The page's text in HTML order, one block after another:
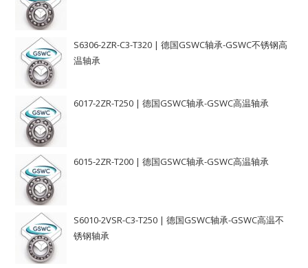
S6306-2ZR-C3-T320 | 德国GSWC轴承-GSWC不锈钢高
温轴承
6017-2ZR-T250 | 德国GSWC轴承-GSWC高温轴承
6015-2ZR-T200 | 德国GSWC轴承-GSWC高温轴承
S6010-2VSR-C3-T250 | 德国GSWC轴承-GSWC高温不
锈钢轴承